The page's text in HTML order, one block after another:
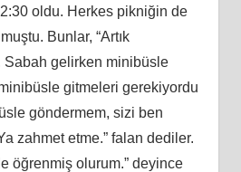
oldu. Herkes pikniğin de
Bunlar, “Artık
Sabah gelirken minibüsle
gitmeleri gerekiyordu
göndermem, sizi ben
zahmet etme.” falan dediler.
öğrenmiş olurum.” deyince